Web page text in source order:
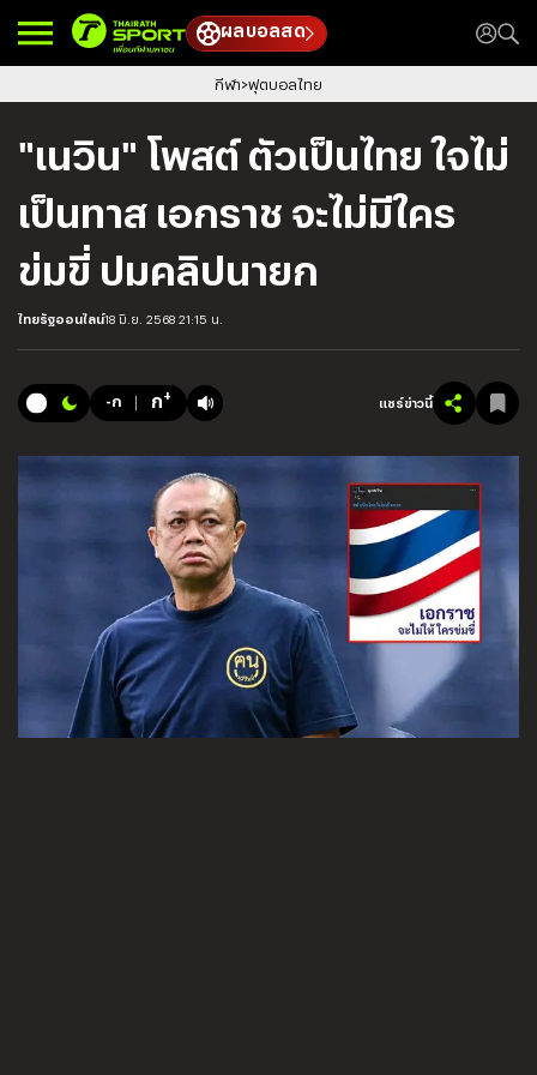
ผลบอลสด
กีฬา ฟุตบอลไทย
"เนวิน" โพสต์ ตัวเป็นไทย ใจไม่
เป็นทาส เอกราช จะไม่มีใคร
ข่มขี่ ปมคลิปนายก
ไทยรัฐออนไลน์18 มิ.ย. 2568 21:15 น.
-ก ก+ แชร์ข่าวนี้